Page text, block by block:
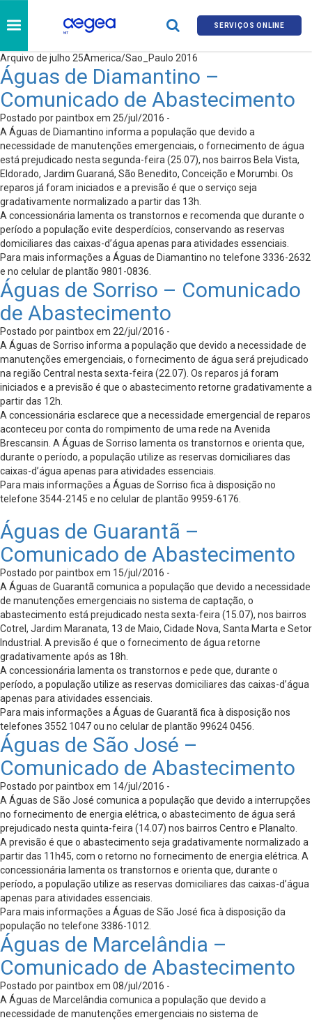
SERVIÇOS ONLINE
Arquivo de julho 25America/Sao_Paulo 2016
Águas de Diamantino –
Comunicado de Abastecimento
Postado por paintbox em 25/jul/2016 -
A Águas de Diamantino informa a população que devido a
necessidade de manutenções emergenciais, o fornecimento de água
está prejudicado nesta segunda-feira (25.07), nos bairros Bela Vista,
Eldorado, Jardim Guaraná, São Benedito, Conceição e Morumbi. Os
reparos já foram iniciados e a previsão é que o serviço seja
gradativamente normalizado a partir das 13h.
A concessionária lamenta os transtornos e recomenda que durante o
período a população evite desperdícios, conservando as reservas
domiciliares das caixas-d’água apenas para atividades essenciais.
Para mais informações a Águas de Diamantino no telefone 3336-2632
e no celular de plantão 9801-0836.
Águas de Sorriso – Comunicado
de Abastecimento
Postado por paintbox em 22/jul/2016 -
A Águas de Sorriso informa a população que devido a necessidade de
manutenções emergenciais, o fornecimento de água será prejudicado
na região Central nesta sexta-feira (22.07). Os reparos já foram
iniciados e a previsão é que o abastecimento retorne gradativamente a
partir das 12h.
A concessionária esclarece que a necessidade emergencial de reparos
aconteceu por conta do rompimento de uma rede na Avenida
Brescansin. A Águas de Sorriso lamenta os transtornos e orienta que,
durante o período, a população utilize as reservas domiciliares das
caixas-d’água apenas para atividades essenciais.
Para mais informações a Águas de Sorriso fica à disposição no
telefone 3544-2145 e no celular de plantão 9959-6176.
Águas de Guarantã –
Comunicado de Abastecimento
Postado por paintbox em 15/jul/2016 -
A Águas de Guarantã comunica a população que devido a necessidade
de manutenções emergenciais no sistema de captação, o
abastecimento está prejudicado nesta sexta-feira (15.07), nos bairros
Cotrel, Jardim Maranata, 13 de Maio, Cidade Nova, Santa Marta e Setor
Industrial. A previsão é que o fornecimento de água retorne
gradativamente após as 18h.
A concessionária lamenta os transtornos e pede que, durante o
período, a população utilize as reservas domiciliares das caixas-d’água
apenas para atividades essenciais.
Para mais informações a Águas de Guarantã fica à disposição nos
telefones 3552 1047 ou no celular de plantão 99624 0456.
Águas de São José –
Comunicado de Abastecimento
Postado por paintbox em 14/jul/2016 -
A Águas de São José comunica a população que devido a interrupções
no fornecimento de energia elétrica, o abastecimento de água será
prejudicado nesta quinta-feira (14.07) nos bairros Centro e Planalto.
A previsão é que o abastecimento seja gradativamente normalizado a
partir das 11h45, com o retorno no fornecimento de energia elétrica. A
concessionária lamenta os transtornos e orienta que, durante o
período, a população utilize as reservas domiciliares das caixas-d’água
apenas para atividades essenciais.
Para mais informações a Águas de São José fica à disposição da
população no telefone 3386-1012.
Águas de Marcelândia –
Comunicado de Abastecimento
Postado por paintbox em 08/jul/2016 -
A Águas de Marcelândia comunica a população que devido a
necessidade de manutenções emergenciais no sistema de